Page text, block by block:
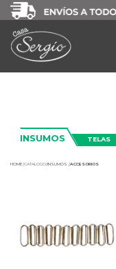
INSUMOS TELAS
ACCESORIOS
INSUMOS /
CATALOGO/
/
HOME